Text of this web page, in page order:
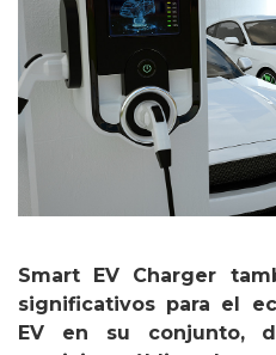
Smart EV Charger
significativos para el
EV en su conjunto,